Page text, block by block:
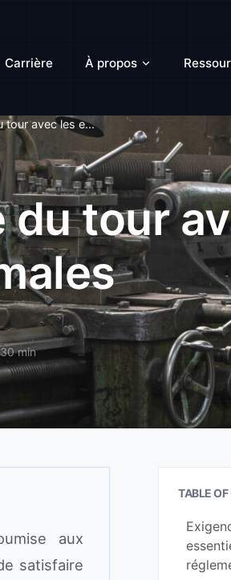
Carrière À propos
tour avec les e...
tour
min
aux
satisfaire
TABLE